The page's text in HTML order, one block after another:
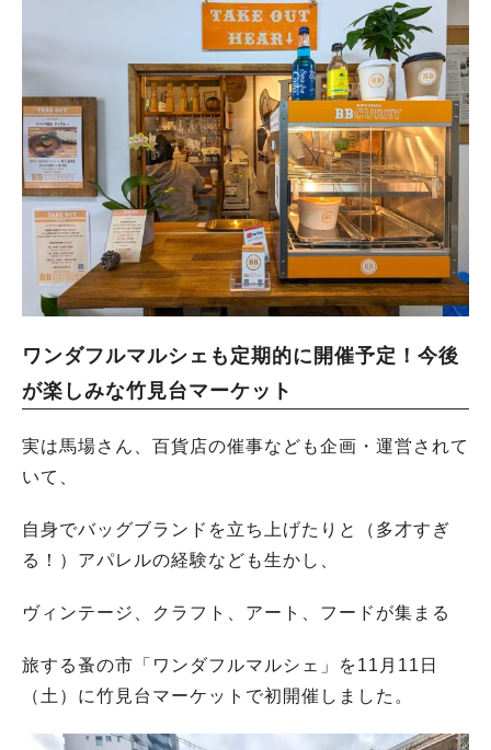
ワンダフルマルシェも定期的に開催予定！今後
が楽しみな竹見台マーケット
実は馬場さん、百貨店の催事なども企画・運営されて
いて、
自身でバッグブランドを立ち上げたりと（多才すぎ
る！）アパレルの経験なども生かし、
ヴィンテージ、クラフト、アート、フードが集まる
旅する蚤の市「ワンダフルマルシェ」を11月11日
（土）に竹見台マーケットで初開催しました。